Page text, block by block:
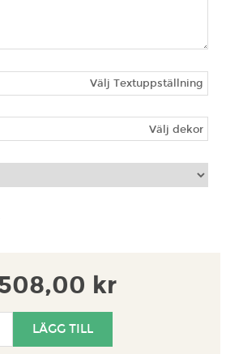
Välj Textuppställning
Välj dekor
kr